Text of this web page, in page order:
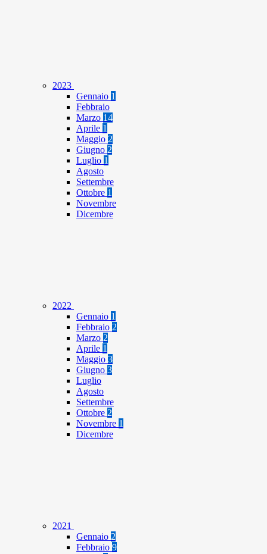
2023
Gennaio 1
Febbraio
Marzo 14
Aprile 1
Maggio 2
Giugno 2
Luglio 1
Agosto
Settembre
Ottobre 1
Novembre
Dicembre
2022
Gennaio 1
Febbraio 2
Marzo 2
Aprile 1
Maggio 3
Giugno 3
Luglio
Agosto
Settembre
Ottobre 2
Novembre 1
Dicembre
2021
Gennaio 2
Febbraio 9